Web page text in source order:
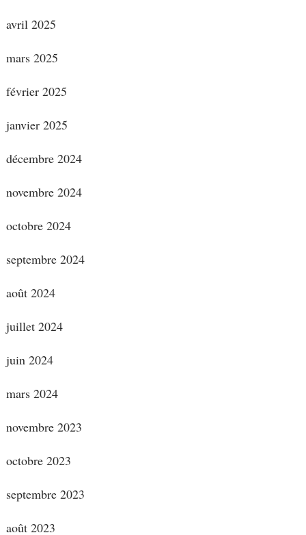
avril 2025
mars 2025
février 2025
janvier 2025
décembre 2024
novembre 2024
octobre 2024
septembre 2024
août 2024
juillet 2024
juin 2024
mars 2024
novembre 2023
octobre 2023
septembre 2023
août 2023